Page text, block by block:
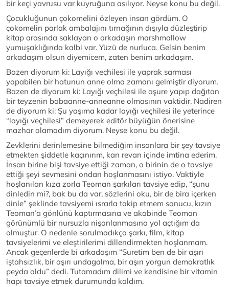
bir keçi yavrusu var kuyruğuna asılıyor. Neyse konu bu değil.
Çocukluğunun çokomelini özleyen insan gördüm. O
çokomelin parlak ambalajını tırnağının dışıyla düzleştirip
kitap arasında saklayan o arkadaşın marshmallow
yumuşaklığında kalbi var. Yüzü de nurluca. Gelsin benim
arkadaşım olsun diyemicem, zaten benim arkadaşım.
Bazen diyorum ki: Layığı veçhilesi ile yaprak sarması
yapabilen bir hatunun anne olma zamanı gelmiştir diyorum.
Bazen de diyorum ki: Layığı veçhilesi ile aşure yapıp dağıtan
bir teyzenin babaanne-anneanne olmasının vaktidir. Nadiren
de diyorum ki: Şu yaşıma kadar layığı veçhilesi ile yeterince
“layığı veçhilesi” demeyerek editör büyüğün önerisine
mazhar olamadım diyorum. Neyse konu bu değil.
Zevklerini derinlemesine bilmediğim insanlara bir şey tavsiye
etmekten şiddetle kaçınırım, kan revan içinde imtina ederim.
İnsan birine bişi tavsiye ettiği zaman, o birinin de o tavsiye
ettiği şeyi sevmesini ondan hoşlanmasını istiyo. Vaktiyle
hoşlanılan kıza zorla Teoman şarkıları tavsiye edip, “şunu
dinledin mi?, bak bu da var, sözlerini oku, bir de bira içerken
dinle” şeklinde tavsiyemi ısrarla takip etmem sonucu, kızın
Teoman’a gönlünü kaptırmasına ve akabinde Teoman
görünümlü bir nursuzla nişanlanmasına yol açtığım da
olmuştur. O nedenle sorulmadıkça şarkı, film, kitap
tavsiyelerimi ve eleştirilerimi dillendirmekten hoşlanmam.
Ancak geçenlerde bi arkadaşım “Suretim ben de bir aşırı
iştahsızlık, bir aşırı undagalma, bir aşırı yorgun demokratlık
peyda oldu” dedi. Tutamadım dilimi ve kendisine bir vitamin
hapı tavsiye etmek durumunda kaldım.